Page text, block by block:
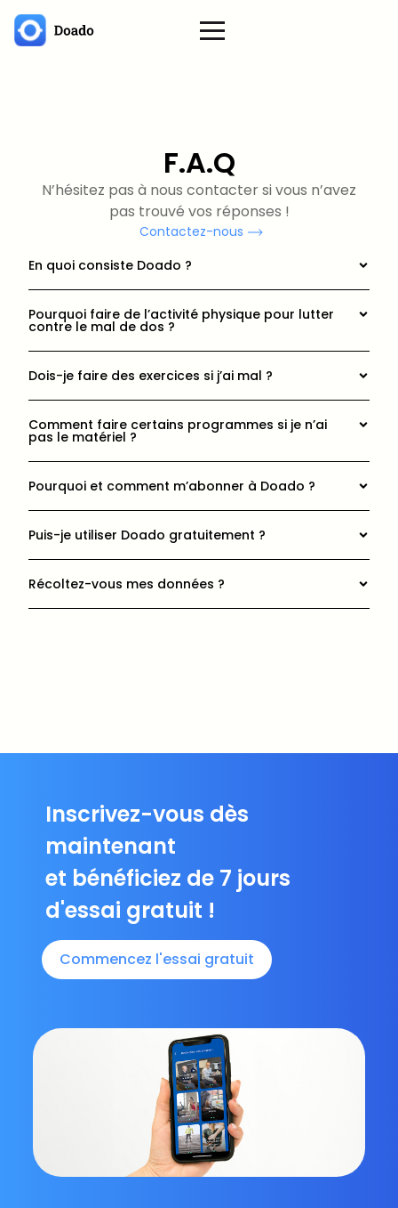
F.A.Q
N’hésitez pas à nous contacter si vous n’avez
pas trouvé vos réponses !
Contactez-nous
En quoi consiste Doado ?
Pourquoi faire de l’activité physique pour lutter
contre le mal de dos ?
Dois-je faire des exercices si j’ai mal ?
Comment faire certains programmes si je n’ai
pas le matériel ?
Pourquoi et comment m’abonner à Doado ?
Puis-je utiliser Doado gratuitement ?
Récoltez-vous mes données ?
Inscrivez-vous dès
maintenant
et bénéficiez de 7 jours
d'essai gratuit !
Commencez l'essai gratuit